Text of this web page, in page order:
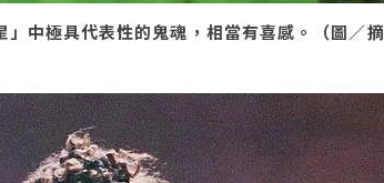
」中極具代表性的鬼魂，相當有喜感。（圖／摘